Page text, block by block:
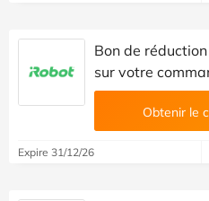
Bon de
sur votre
Obtenir le
Expire 31/12/26